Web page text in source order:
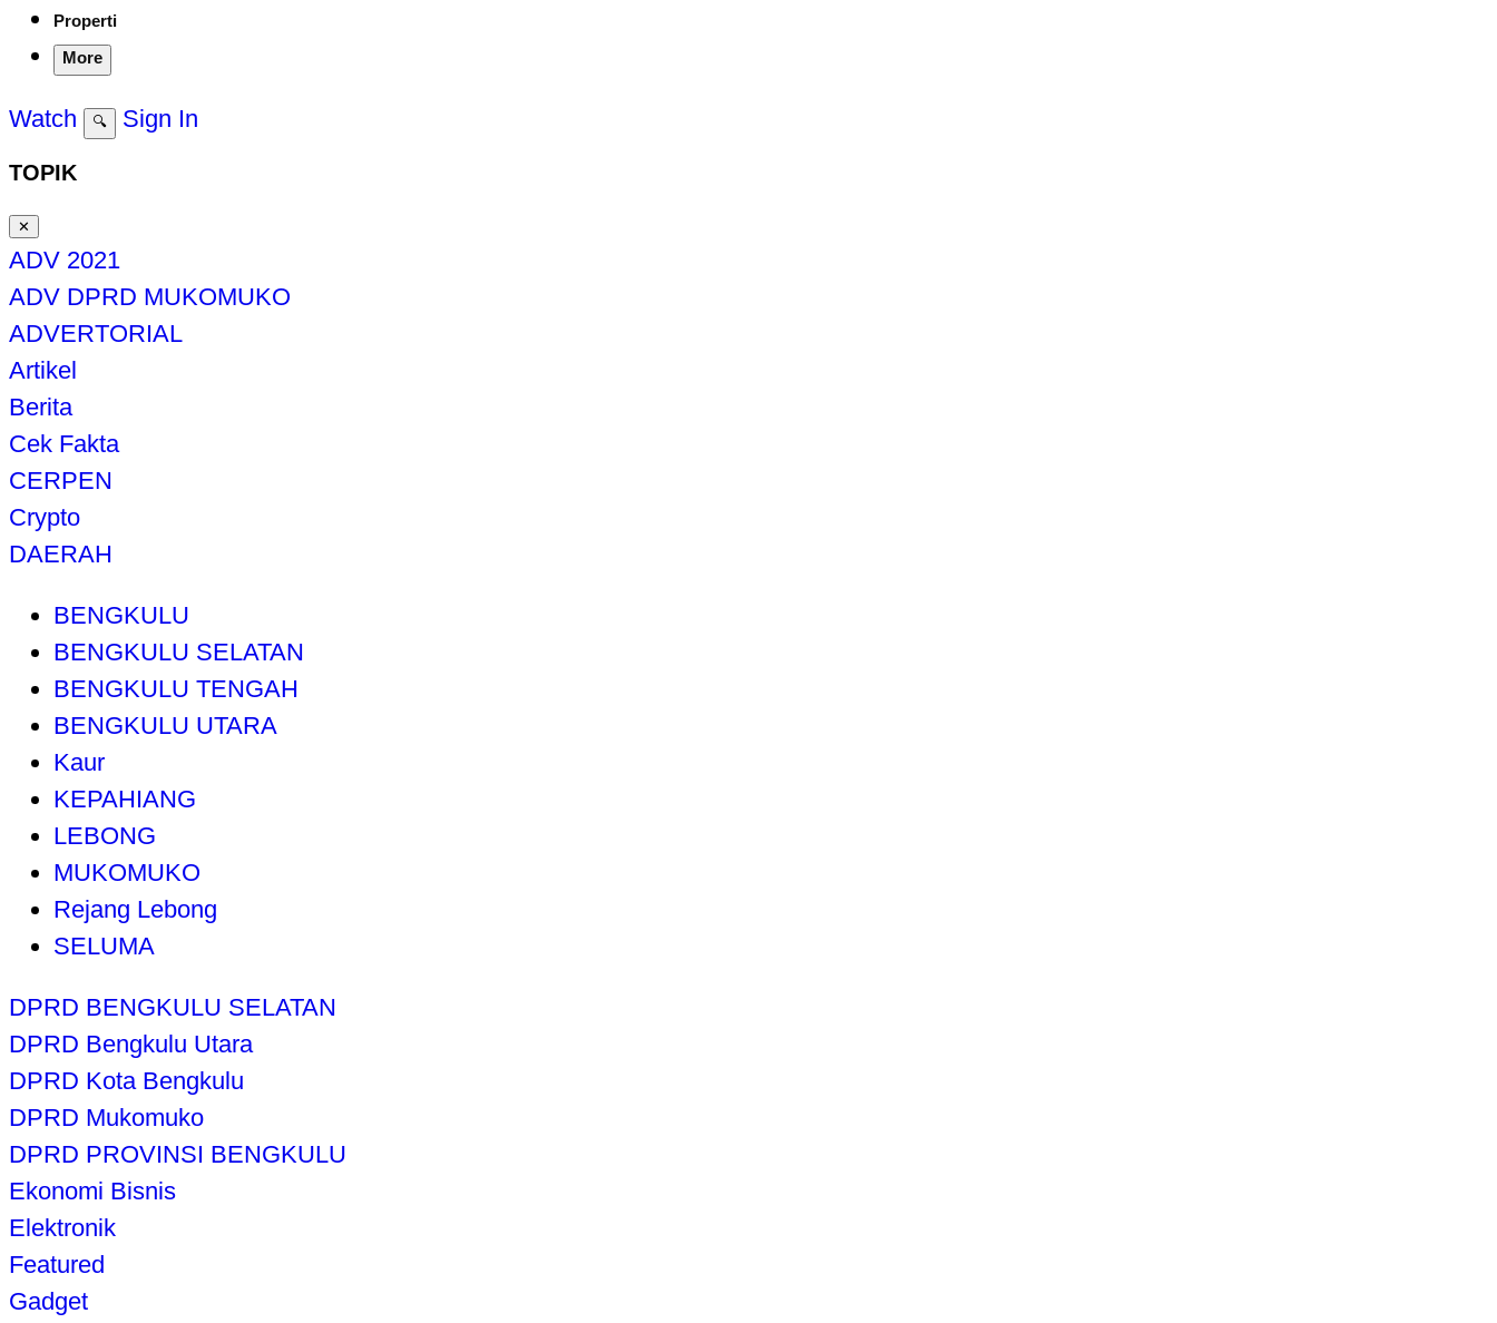
Properti
More
Watch 🔍 Sign In
TOPIK
✕
ADV 2021
ADV DPRD MUKOMUKO
ADVERTORIAL
Artikel
Berita
Cek Fakta
CERPEN
Crypto
DAERAH
BENGKULU
BENGKULU SELATAN
BENGKULU TENGAH
BENGKULU UTARA
Kaur
KEPAHIANG
LEBONG
MUKOMUKO
Rejang Lebong
SELUMA
DPRD BENGKULU SELATAN
DPRD Bengkulu Utara
DPRD Kota Bengkulu
DPRD Mukomuko
DPRD PROVINSI BENGKULU
Ekonomi Bisnis
Elektronik
Featured
Gadget